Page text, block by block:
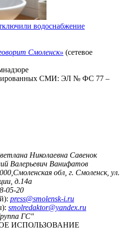
водоснабжение
Смоленск» (сетевое
СМИ: ЭЛ № ФС 77 –
Николаевна Савенок
Валерьевич Ванифатов
обл, г. Смоленск, ул.
д.14а
05-20
press@smolensk-i.ru
smolredaktor@yandex.ru
ГС"
ИСПОЛЬЗОВАНИЕ